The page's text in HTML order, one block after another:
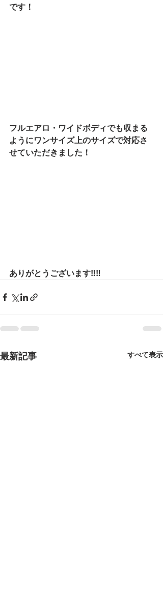
です！
フルエアロ・ワイドボディでも収まる
ようにワンサイズ上のサイズで対応さ
せていただきました！
ありがとうございます‼‼
最新記事 すべて表示